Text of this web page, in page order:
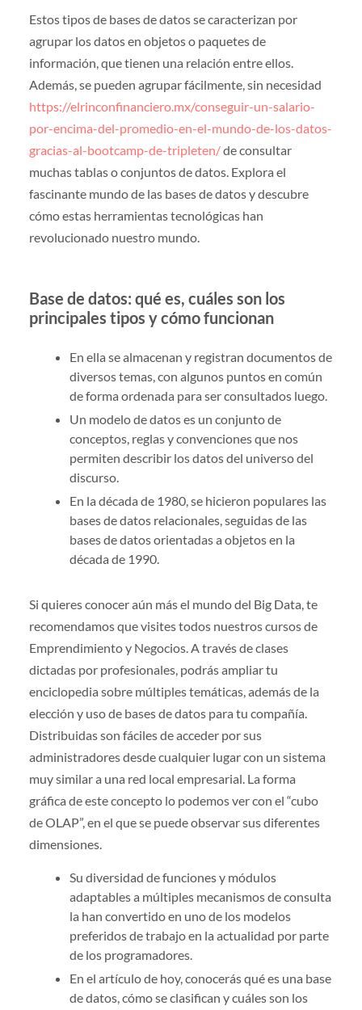
Estos tipos de bases de datos se caracterizan por
agrupar los datos en objetos o paquetes de
información, que tienen una relación entre ellos.
Además, se pueden agrupar fácilmente, sin necesidad
https://elrinconfinanciero.mx/conseguir-un-salario-
por-encima-del-promedio-en-el-mundo-de-los-datos-
gracias-al-bootcamp-de-tripleten/de consultar
muchas tablas o conjuntos de datos. Explora el
fascinante mundo de las bases de datos y descubre
cómo estas herramientas tecnológicas han
revolucionado nuestro mundo.
Base de datos: qué es, cuáles son los
principales tipos y cómo funcionan
En ella se almacenan y registran documentos de
diversos temas, con algunos puntos en común
de forma ordenada para ser consultados luego.
Un modelo de datos es un conjunto de
conceptos, reglas y convenciones que nos
permiten describir los datos del universo del
discurso.
En la década de 1980, se hicieron populares las
bases de datos relacionales, seguidas de las
bases de datos orientadas a objetos en la
década de 1990.
Si quieres conocer aún más el mundo del Big Data, te
recomendamos que visites todos nuestros cursos de
Emprendimiento y Negocios. A través de clases
dictadas por profesionales, podrás ampliar tu
enciclopedia sobre múltiples temáticas, además de la
elección y uso de bases de datos para tu compañía.
Distribuidas son fáciles de acceder por sus
administradores desde cualquier lugar con un sistema
muy similar a una red local empresarial. La forma
gráfica de este concepto lo podemos ver con el “cubo
de OLAP”, en el que se puede observar sus diferentes
dimensiones.
Su diversidad de funciones y módulos
adaptables a múltiples mecanismos de consulta
la han convertido en uno de los modelos
preferidos de trabajo en la actualidad por parte
de los programadores.
En el artículo de hoy, conocerás qué es una base
de datos, cómo se clasifican y cuáles son los